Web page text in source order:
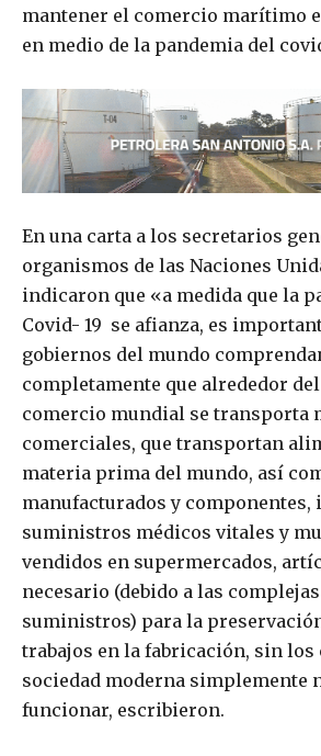
mantener el comercio marítimo
en medio de la pandemia del
En una carta a los secretarios
organismos de las Naciones
indicaron que «a medida que la
Covid- 19 se afianza, es
gobiernos del mundo
completamente que alrededor
comercio mundial se transporta
comerciales, que transportan
materia prima del mundo, así
manufacturados y componentes,
suministros médicos vitales y
vendidos en supermercados,
necesario (debido a las
suministros) para la
trabajos en la fabricación, sin los
sociedad moderna simplemente
funcionar, escribieron.